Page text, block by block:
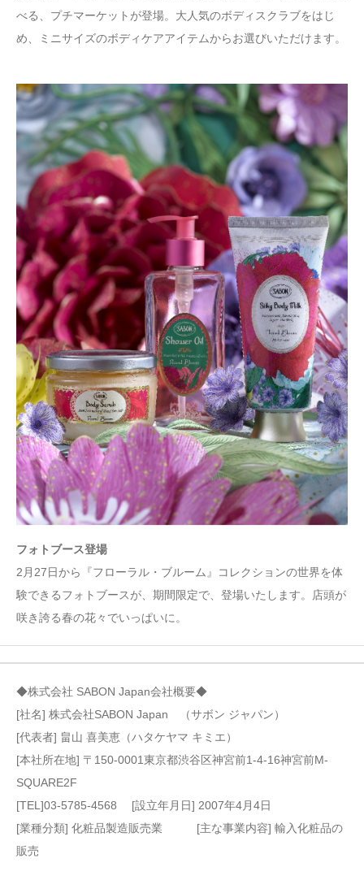
べる、プチマーケットが登場。大人気のボディスクラブをはじ
め、ミニサイズのボディケアアイテムからお選びいただけます。
フォトブース登場
2月27日から『フローラル・ブルーム』コレクションの世界を体
験できるフォトブースが、期間限定で、登場いたします。店頭が
咲き誇る春の花々でいっぱいに。
◆株式会社 SABON Japan会社概要◆
[社名] 株式会社SABON Japan （サボン ジャパン）
[代表者] 畠山 喜美恵（ハタケヤマ キミエ）
[本社所在地] 〒150-0001東京都渋谷区神宮前1-4-16神宮前M-
SQUARE2F
[TEL]03-5785-4568 [設立年月日] 2007年4月4日
[業種分類] 化粧品製造販売業 [主な事業内容] 輸入化粧品の
販売